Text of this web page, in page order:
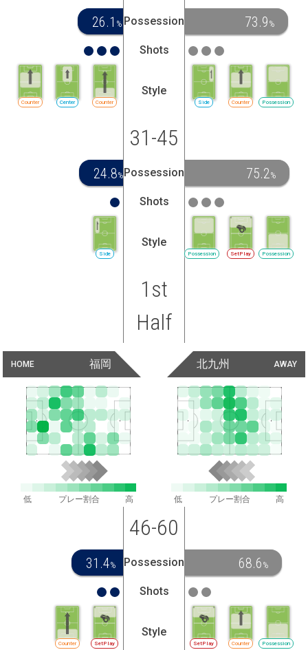
26.1 % Possession 73.9 %
Shots
Counter
Center
Counter
Style
Side Counter Possession
31-45
24.8%Possession 75.2%
Shots
Side
Style
Possession SetPlay Possession
1st
Half
HOME 福岡 AWAY
北九州
低 プレー割合 高 低 プレー割合 高
46-60
31.4% Possession 68.6 %
Shots
SetPlay
Counter
Style
SetPlay Counter Possession